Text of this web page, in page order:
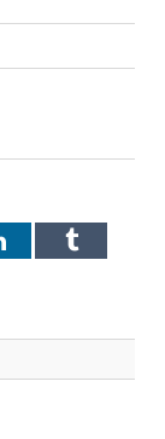
LinkedInTumblr